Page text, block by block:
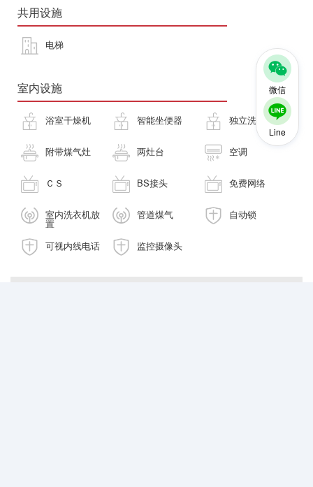
微信
Line
共用设施
电梯
室内设施
浴室干燥机 智能坐便器 独立洗面台
附带煤气灶 两灶台 空调
ＣＳ BS接头 免费网络
室内洗衣机放
置
管道煤气 自动锁
可视内线电话 监控摄像头